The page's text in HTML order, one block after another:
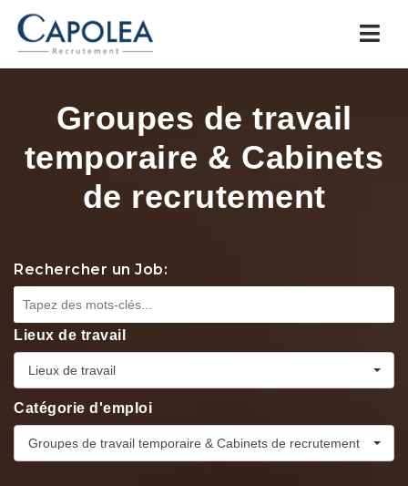
Groupes de travail
temporaire & Cabinets
de recrutement
Rechercher un Job:
Lieux de travail
Lieux de travail
Catégorie d'emploi
Groupes de travail temporaire & Cabinets de recrutement